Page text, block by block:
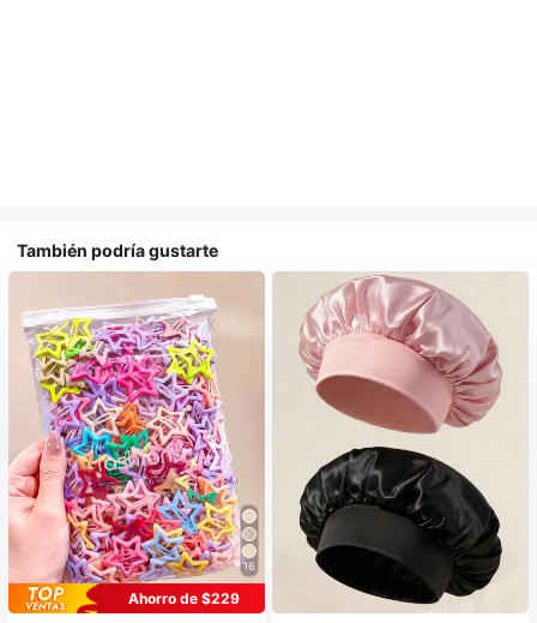
También podría gustarte
16
Ahorro de $229
#1 Más vendidos
en Multicolor Gorros para el pelo para mujer
Establecido hace 1 año